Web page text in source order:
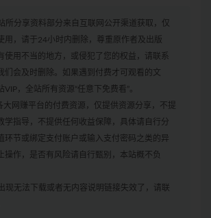
所分享资料部分来自互联网公开渠道获取，仅
用，请于24小时内删除，尊重原作者及出版
使用不当的地方，或侵犯了您的权益，请联系
们会及时删除。如果遇到付费才可观看的文
，全站所有资源“任意下免费看”。
大网赚平台的付费资源，仅提供资源分享，不提
学指导，不提供任何收益保障，具体请自行分
环节或绑定支付账户或输入支付密码之类的异
操作，是否有风险请自行甄别，本站概不负
现无法下载或者无内容说明链接失效了，请联